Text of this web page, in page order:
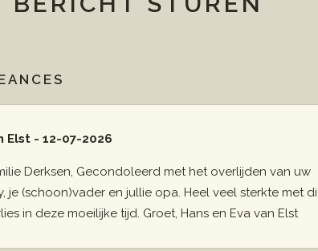
Elst - 12-07-2026
Derksen, Gecondoleerd met het overlijden van uw
je (schoon)vader en jullie opa. Heel veel sterkte met
in deze moeilijke tijd. Groet, Hans en Eva van Elst